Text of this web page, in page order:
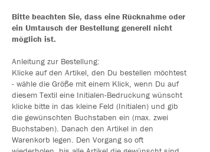
Bitte beachten Sie, dass eine Rücknahme oder
ein Umtausch der Bestellung generell nicht
möglich ist.
Anleitung zur Bestellung:
Klicke auf den Artikel, den Du bestellen möchtest
- wähle die Größe mit einem Klick, wenn Du auf
diesem Textil eine Initialen-Bedruckung wünscht
klicke bitte in das kleine Feld (Initialen) und gib
die gewünschten Buchstaben ein (max. zwei
Buchstaben). Danach den Artikel in den
Warenkorb legen. Den Vorgang so oft